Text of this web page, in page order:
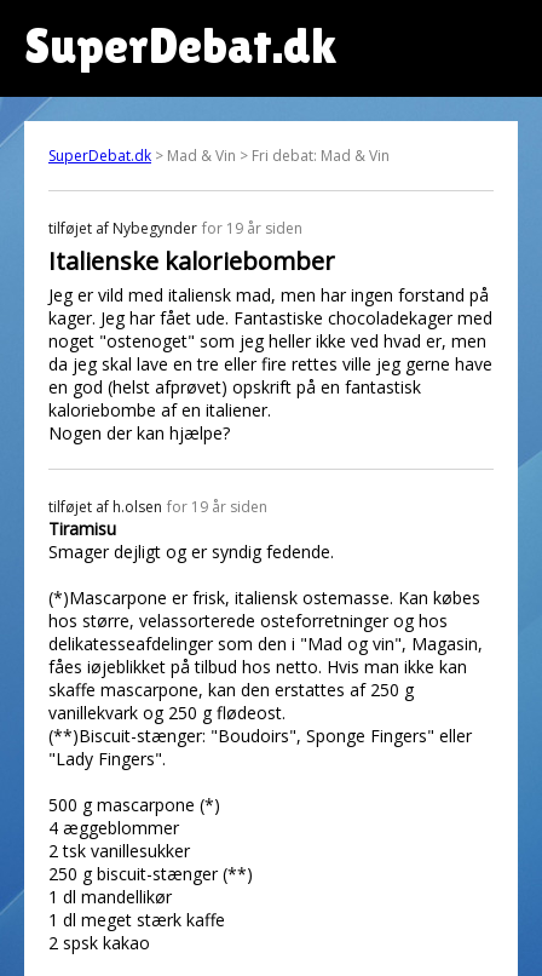
SuperDebat.dk
SuperDebat.dk > Mad & Vin > Fri debat: Mad & Vin
tilføjet af Nybegynder for 19 år siden
Italienske kaloriebomber
Jeg er vild med italiensk mad, men har ingen forstand på
kager. Jeg har fået ude. Fantastiske chocoladekager med
noget "ostenoget" som jeg heller ikke ved hvad er, men
da jeg skal lave en tre eller fire rettes ville jeg gerne have
en god (helst afprøvet) opskrift på en fantastisk
kaloriebombe af en italiener.
Nogen der kan hjælpe?
tilføjet af h.olsen for 19 år siden
Tiramisu
Smager dejligt og er syndig fedende.
(*)Mascarpone er frisk, italiensk ostemasse. Kan købes
hos større, velassorterede osteforretninger og hos
delikatesseafdelinger som den i "Mad og vin", Magasin,
fåes iøjeblikket på tilbud hos netto. Hvis man ikke kan
skaffe mascarpone, kan den erstattes af 250 g
vanillekvark og 250 g flødeost.
(**)Biscuit-stænger: "Boudoirs", Sponge Fingers" eller
"Lady Fingers".
500 g mascarpone (*)
4 æggeblommer
2 tsk vanillesukker
250 g biscuit-stænger (**)
1 dl mandellikør
1 dl meget stærk kaffe
2 spsk kakao